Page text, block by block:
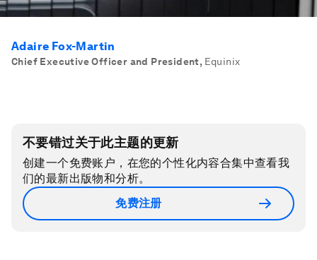
Adaire Fox-Martin
Chief Executive Officer and President, Equinix
不要错过关于此主题的更新
创建一个免费账户，在您的个性化内容合集中查看我
们的最新出版物和分析。
免费注册